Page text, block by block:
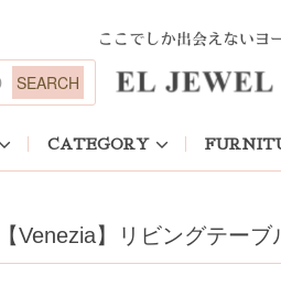
CATEGORY
【Venezia】リビングテー